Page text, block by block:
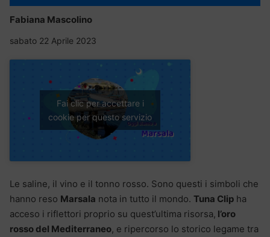
Fabiana Mascolino
sabato 22 Aprile 2023
Fai clic per accettare i
cookie per questo servizio
Le saline, il vino e il tonno rosso. Sono questi i simboli che
hanno reso Marsala nota in tutto il mondo. Tuna Clip ha
acceso i riflettori proprio su quest’ultima risorsa, l’oro
rosso del Mediterraneo, e ripercorso lo storico legame tra